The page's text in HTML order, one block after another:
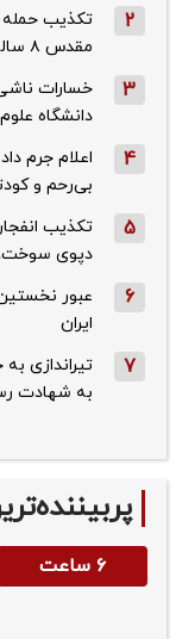
2
تکذیب حمله
مقدس ۸ ساله منفجر شد
3
خسارات
دانشگاه
4
اعلام جرم
بی‌رحم و کودتای دی‌
5
تکذیب
دپوی
6
عبور
ایران
7
تیراندازی
به شهادت
۶ ساعت